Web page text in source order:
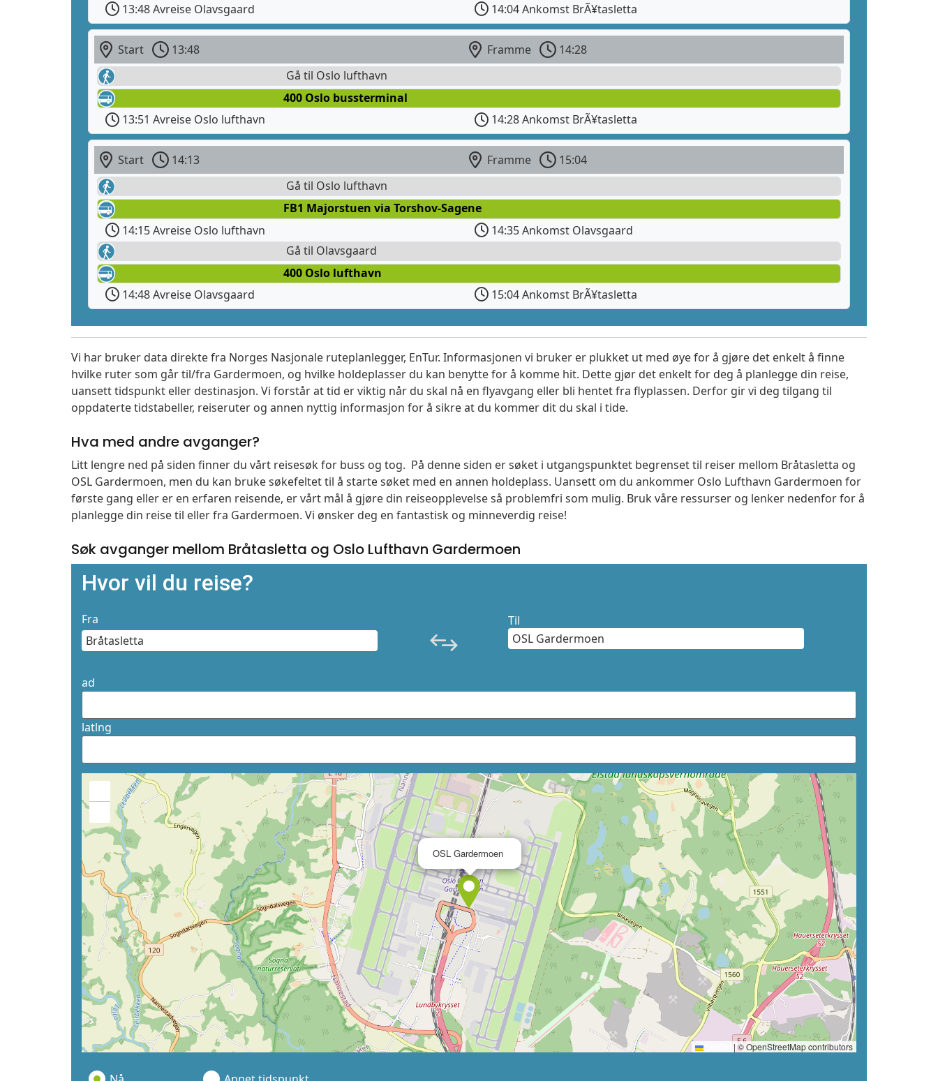
13:48 Avreise Olavsgaard
14:04 Ankomst BrÃ¥tasletta
Start 13:48 Framme
14:28
Gå til Oslo lufthavn
400 Oslo bussterminal
13:51 Avreise Oslo lufthavn
14:28 Ankomst BrÃ¥tasletta
Start 14:13 Framme
15:04
Gå til Oslo lufthavn
FB1 Majorstuen via Torshov-Sagene
14:15 Avreise Oslo lufthavn
14:35 Ankomst Olavsgaard
Gå til Olavsgaard
400 Oslo lufthavn
14:48 Avreise Olavsgaard
15:04 Ankomst BrÃ¥tasletta
Vi har bruker data direkte fra Norges Nasjonale ruteplanlegger, EnTur. Informasjonen vi bruker er plukket ut med øye for å gjøre det enkelt å finne
hvilke ruter som går til/fra Gardermoen, og hvilke holdeplasser du kan benytte for å komme hit. Dette gjør det enkelt for deg å planlegge din reise,
uansett tidspunkt eller destinasjon. Vi forstår at tid er viktig når du skal nå en flyavgang eller bli hentet fra flyplassen. Derfor gir vi deg tilgang til
oppdaterte tidstabeller, reiseruter og annen nyttig informasjon for å sikre at du kommer dit du skal i tide.
Hva med andre avganger?
Litt lengre ned på siden finner du vårt reisesøk for buss og tog. På denne siden er søket i utgangspunktet begrenset til reiser mellom Bråtasletta og
OSL Gardermoen, men du kan bruke søkefeltet til å starte søket med en annen holdeplass. Uansett om du ankommer Oslo Lufthavn Gardermoen for
første gang eller er en erfaren reisende, er vårt mål å gjøre din reiseopplevelse så problemfri som mulig. Bruk våre ressurser og lenker nedenfor for å
planlegge din reise til eller fra Gardermoen. Vi ønsker deg en fantastisk og minneverdig reise!
Søk avganger mellom Bråtasletta og Oslo Lufthavn Gardermoen
Hvor vil du reise?
Fra Til
ad
latlng
OSL Gardermoen
Leaflet | © OpenStreetMap contributors